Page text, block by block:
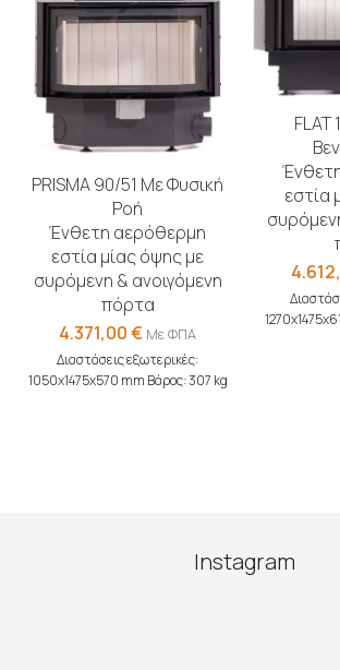
PRISMA 90/51 Με Φυσική
Ροή
Ένθετη αερόθερμη
εστία μίας όψης με
συρόμενη & ανοιγόμενη
πόρτα
4.371,00€ Με ΦΠΑ
Διαστάσεις εξωτερικές:
1050x1475x570 mm Βάρος: 307 kg
FLAT
εστία
Instagram